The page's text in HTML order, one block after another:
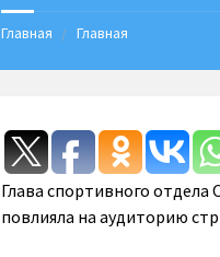
Главная Главная
Глава спортивного отдела
повлияла на аудиторию